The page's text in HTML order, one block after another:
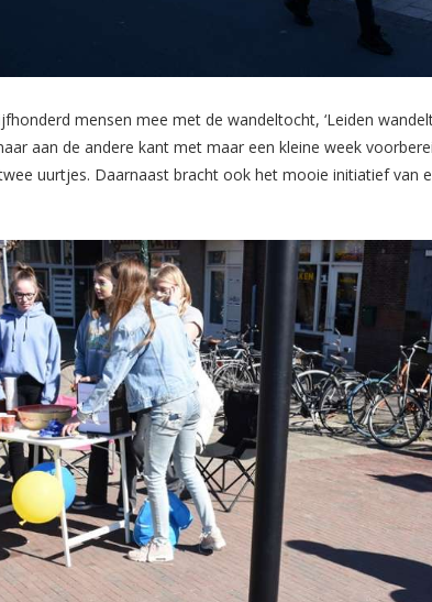
mensen mee met de wandeltocht, ‘Leiden
aan de andere kant met maar een kleine week
uurtjes. Daarnaast bracht ook het mooie initiatief van